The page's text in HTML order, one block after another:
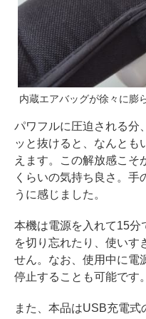
内蔵エアバッグが徐々に膨
パワフルに圧迫される分
ッと抜けると、なんとも
えます。この解放感こそ
くらいの気持ち良さ。手
うに感じました。
本機は電源を入れて15分
を切り忘れたり、使いす
せん。なお、使用中に電
停止することも可能です。
また、本品はUSB充電